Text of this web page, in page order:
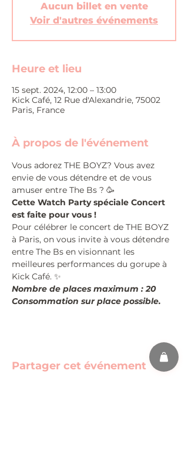
Aucun billet en vente
Voir d'autres événements
Heure et lieu
15 sept. 2024, 12:00 – 13:00
Kick Café, 12 Rue d'Alexandrie, 75002
Paris, France
À propos de l'événement
Vous adorez THE BOYZ? Vous avez
envie de vous détendre et de vous
amuser entre The Bs ? 🥳
Cette Watch Party spéciale Concert
est faite pour vous !
Pour célébrer le concert de THE BOYZ
à Paris, on vous invite à vous détendre
entre The Bs en visionnant les
meilleures performances du gorupe à
Kick Café. ✨
Nombre de places maximum : 20
Consommation sur place possible.
Partager cet événement